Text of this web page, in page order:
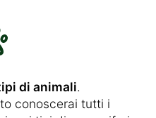
di animali.
conoscerai tutti i